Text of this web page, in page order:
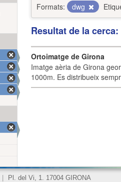
Formats:
dwg
Resultat de la
Ortoimatge de Girona
Imatge aèria de Girona
1000m. Es distribueix
Pl. del Vi, 1. 17004 GIRONA